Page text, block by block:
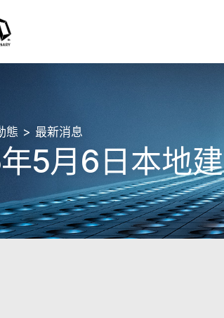
態 最新消息
5月6日本地